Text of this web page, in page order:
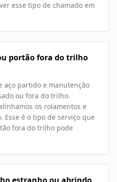
esse tipo de chamado em
portão fora do trilho
aço partido e manutenção
ou fora do trilho.
os rolamentos e
Esse é o tipo de serviço que
fora do trilho pode